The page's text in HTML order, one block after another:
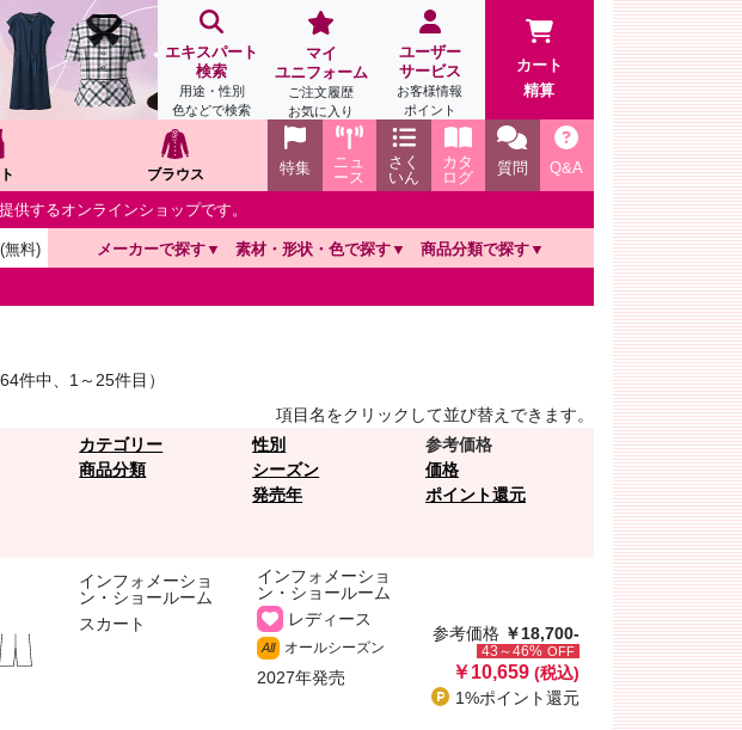
エキスパート
検索
用途・性別
色などで検索
マイ
ユニフォーム
ご注文履歴
お気に入り
ユーザー
サービス
お客様情報
ポイント
カート
精算
ブラウス Q&A
質問
カタ
ログ
さく
いん
ニュ
ース
特集
するオンラインショップです。
(無料) メーカーで探す 素材・形状・色で探す 商品分類で探す
64件中、1～25件目）
項目名をクリックして並び替えできます。
カテゴリー
商品分類
性別
シーズン
発売年
参考価格
価格
ポイント還元
インフォメーショ
ン・ショールーム
スカート
インフォメーショ
ン・ショールーム
レディース
All オールシーズン
2027年発売
参考価格 ￥18,700-
43～46% OFF
￥10,659 (税込)
1%ポイント還元